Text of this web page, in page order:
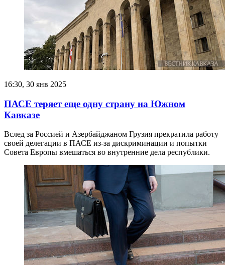
16:30, 30 янв 2025
ПАСЕ теряет еще одну страну на Южном
Кавказе
Вслед за Россией и Азербайджаном Грузия прекратила работу
своей делегации в ПАСЕ из-за дискриминации и попытки
Совета Европы вмешаться во внутренние дела республики.